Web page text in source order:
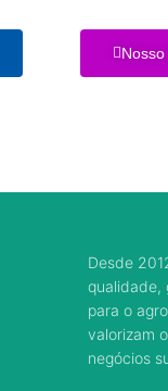
Desde
qualidade,
para o
valorizam
negócios